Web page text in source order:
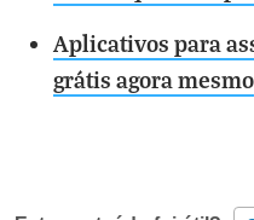
Aplicativos para
grátis agora mesmo